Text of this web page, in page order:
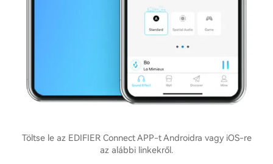
Töltse le az EDIFIER Connect APP-t Androidra vagy iOS-re
az alábbi linkekről.